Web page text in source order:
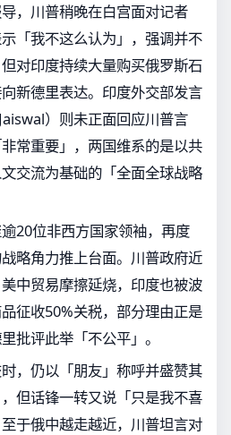
，川普稍晚在白宫面对记者
「我不这么认为」，强调并不
对印度持续大量购买俄罗斯石
新德里表达。印度外交部发言
）则未正面回应川普言
常重要」，两国维系的是以共
交流为基础的「全面全球战略
20位非西方国家领袖，再度
略角力推上台面。川普政府近
中贸易摩擦延烧，印度也被波
征收50%关税，部分理由正是
批评此举「不公平」。
，仍以「朋友」称呼并盛赞其
，但话锋一转又说「只是我不喜
于俄中越走越近，川普坦言对